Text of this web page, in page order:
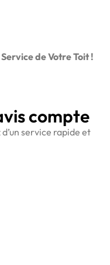
de Votre Toit !
compte
service rapide et